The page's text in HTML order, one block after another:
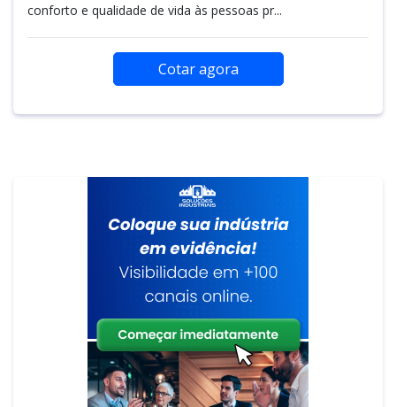
conforto e qualidade de vida às pessoas pr...
Cotar agora